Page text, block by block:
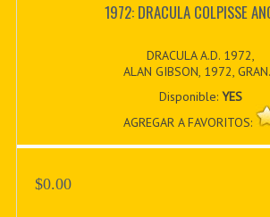
1972: DRACULA COLPISSE
DRACULA A.D. 1972,
ALAN GIBSON, 1972,
Disponible:YES
AGREGAR A FAVORITOS:
$0.00